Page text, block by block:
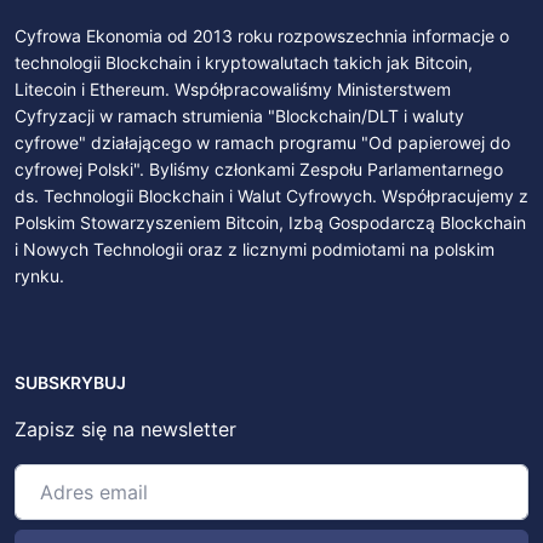
Cyfrowa Ekonomia od 2013 roku rozpowszechnia informacje o
technologii Blockchain i kryptowalutach takich jak Bitcoin,
Litecoin i Ethereum. Współpracowaliśmy Ministerstwem
Cyfryzacji w ramach strumienia "Blockchain/DLT i waluty
cyfrowe" działającego w ramach programu "Od papierowej do
cyfrowej Polski". Byliśmy członkami Zespołu Parlamentarnego
ds. Technologii Blockchain i Walut Cyfrowych. Współpracujemy z
Polskim Stowarzyszeniem Bitcoin, Izbą Gospodarczą Blockchain
i Nowych Technologii oraz z licznymi podmiotami na polskim
rynku.
SUBSKRYBUJ
Zapisz się na newsletter